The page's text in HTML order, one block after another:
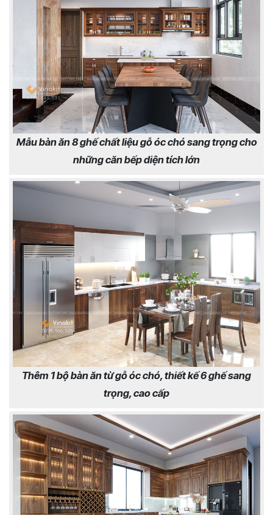
Mẫu bàn ăn 8 ghế chất liệu gỗ óc chó sang trọng cho
những căn bếp diện tích lớn
Thêm 1 bộ bàn ăn từ gỗ óc chó, thiết kế 6 ghế sang
trọng, cao cấp